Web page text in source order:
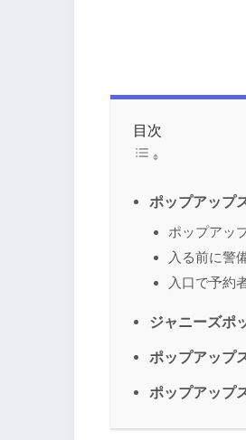
目次
ポップアップ
ポップアッ
入る前に警
入口で予約
ジャニーズポ
ポップアップ
ポップアップ